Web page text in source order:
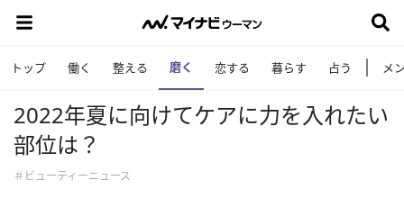
トップ 働く 整える 磨く 恋する 暮らす 占う メ
2022年夏に向けてケアに力を入れたい
部位は？
＃ビューティーニュース